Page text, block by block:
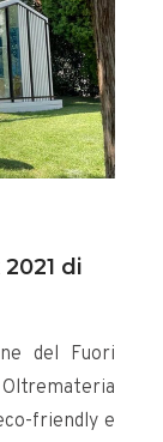
di
del Fuori
friendly e